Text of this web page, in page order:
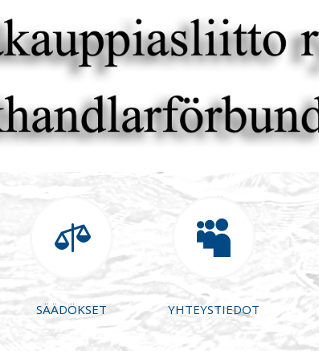

SÄÄDÖKSET

YHTEYSTIEDOT